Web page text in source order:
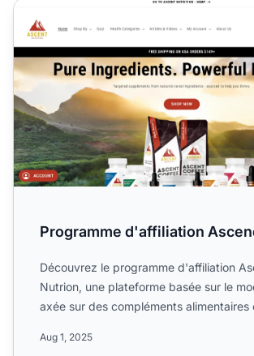
Programme d'affiliation Ascend Nutrion
Programme d'affiliation
Découvrez le programme d'affiliation
Nutrion, une plateforme basée sur le
axée sur des compléments alimentaires
Aug 1, 2025